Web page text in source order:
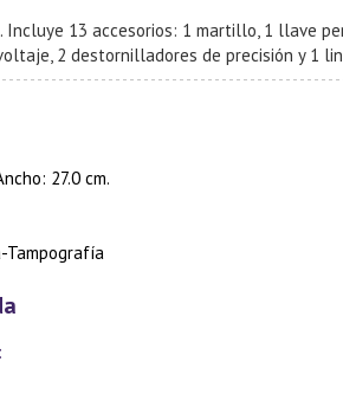
13 accesorios: 1 martillo, 1 llave
2 destornilladores de precisión y 1
27.0 cm.
Tampografía